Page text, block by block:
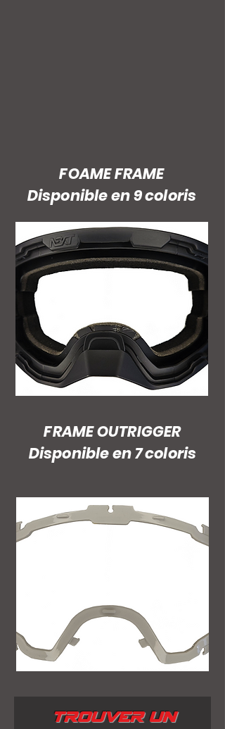
FOAME FRAME
Disponible en 9 coloris
FRAME OUTRIGGER
Disponible en 7 coloris
TROUVER UN